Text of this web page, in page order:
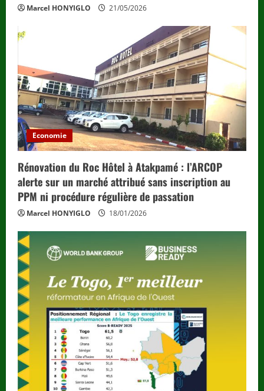
Marcel HONYIGLO 21/05/2026
Economie
Rénovation du Roc Hôtel à Atakpamé : l’ARCOP
alerte sur un marché attribué sans inscription au
PPM ni procédure régulière de passation
Marcel HONYIGLO 18/01/2026